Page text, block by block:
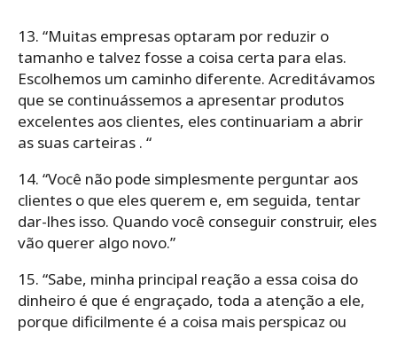
13. “Muitas empresas optaram por reduzir o
tamanho e talvez fosse a coisa certa para elas.
Escolhemos um caminho diferente. Acreditávamos
que se continuássemos a apresentar produtos
excelentes aos clientes, eles continuariam a abrir
as suas carteiras . “
14. “Você não pode simplesmente perguntar aos
clientes o que eles querem e, em seguida, tentar
dar-lhes isso. Quando você conseguir construir, eles
vão querer algo novo.”
15. “Sabe, minha principal reação a essa coisa do
dinheiro é que é engraçado, toda a atenção a ele,
porque dificilmente é a coisa mais perspicaz ou